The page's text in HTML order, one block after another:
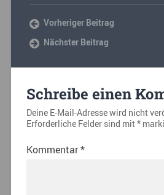
Vorheriger Beitrag
Nächster Beitrag
Schreibe einen
Deine E-Mail-Adresse wird nicht
Erforderliche Felder sind mit*
Kommentar*